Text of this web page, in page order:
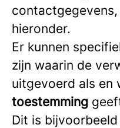
hieronder.
Er kunnen
zijn waarin de
uitgevoerd als en
toestemming
Dit is